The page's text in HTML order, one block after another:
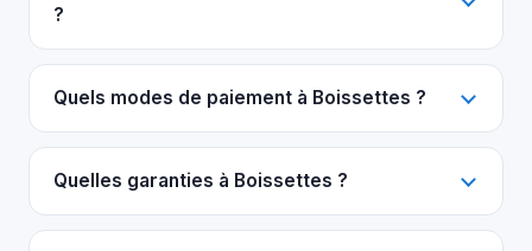
?
Quels modes de paiement à Boissettes ?
Quelles garanties à Boissettes ?